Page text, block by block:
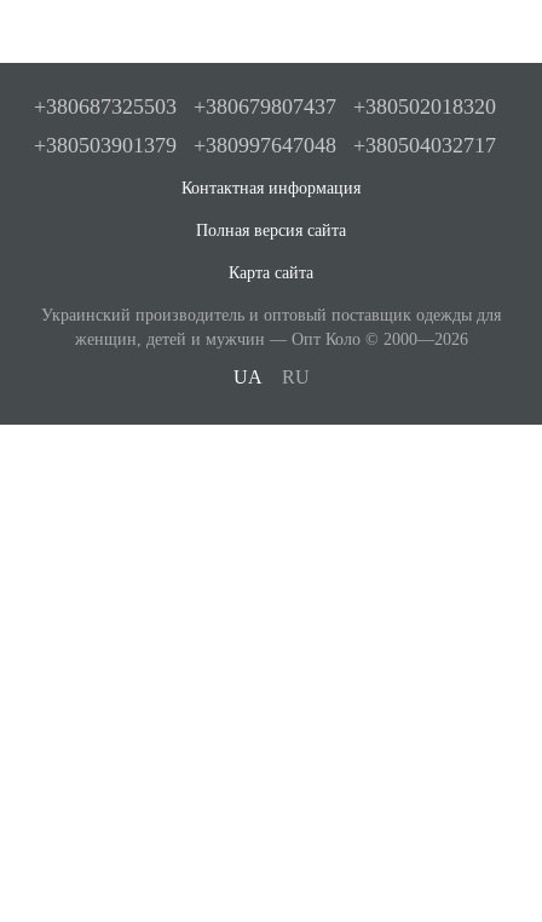
+380687325503 +380679807437
+380502018320
+380503901379
+380997647048 +380504032717
Контактная информация
Полная версия сайта
Карта сайта
Украинский производитель и оптовый поставщик одежды для
женщин, детей и мужчин — Опт Коло © 2000—2026
UA RU